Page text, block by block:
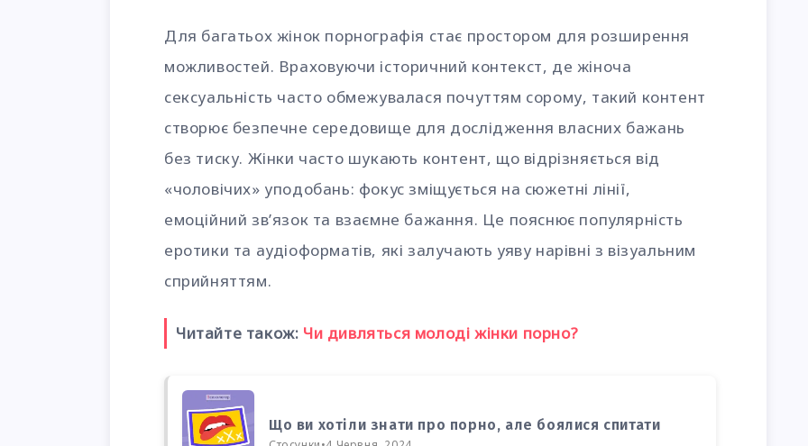
Для багатьох жінок порнографія стає простором для розширення
можливостей. Враховуючи історичний контекст, де жіноча
сексуальність часто обмежувалася почуттям сорому, такий контент
створює безпечне середовище для дослідження власних бажань
без тиску. Жінки часто шукають контент, що відрізняється від
«чоловічих» уподобань: фокус зміщується на сюжетні лінії,
емоційний зв’язок та взаємне бажання. Це пояснює популярність
еротики та аудіоформатів, які залучають уяву нарівні з візуальним
сприйняттям.
Читайте також: Чи дивляться молоді жінки порно?
Що ви хотіли знати про порно, але боялися спитати